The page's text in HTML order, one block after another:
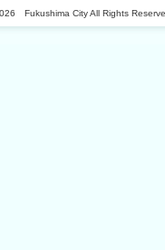
Fukushima City All Rights